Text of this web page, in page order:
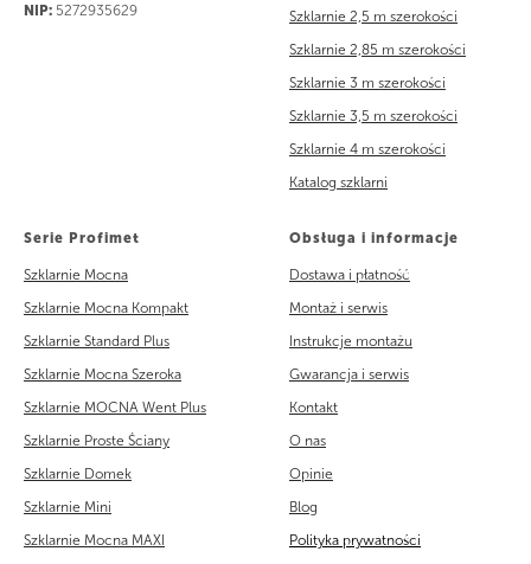
NIP: 5272935629
Szklarnie 2,5 m szerokości
Szklarnie 2,85 m szerokości
Szklarnie 3 m szerokości
Szklarnie 3,5 m szerokości
Szklarnie 4 m szerokości
Katalog szklarni
Serie Profimet
Szklarnie Mocna
Szklarnie Mocna Kompakt
Szklarnie Standard Plus
Szklarnie Mocna Szeroka
Szklarnie MOCNA Went Plus
Szklarnie Proste Ściany
Szklarnie Domek
Szklarnie Mini
Szklarnie Mocna MAXI
Obsługa i informacje
Dostawa i płatność
Montaż i serwis
Instrukcje montażu
Gwarancja i serwis
Kontakt
O nas
Opinie
Blog
Polityka prywatności